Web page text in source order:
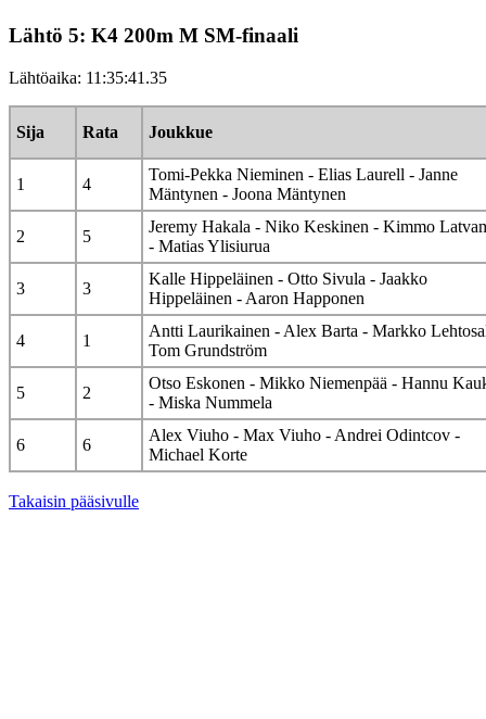
Lähtö 5: K4 200m M SM-finaali
Lähtöaika: 11:35:41.35
Sija Rata Joukkue
1 4
Tomi-Pekka Nieminen - Elias Laurell - Janne
Mäntynen - Joona Mäntynen
2 5
Jeremy Hakala - Niko Keskinen - Kimmo
- Matias Ylisiurua
3 3
Kalle Hippeläinen - Otto Sivula - Jaakko
Hippeläinen - Aaron Happonen
4 1
Antti Laurikainen - Alex Barta - Markko
Tom Grundström
5 2
Otso Eskonen - Mikko Niemenpää - Hannu
- Miska Nummela
6 6
Alex Viuho - Max Viuho - Andrei Odintcov -
Michael Korte
Takaisin pääsivulle